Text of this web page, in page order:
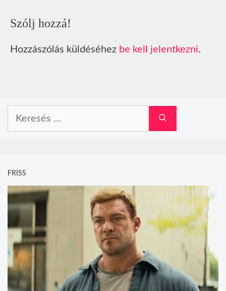
Szólj hozzá!
Hozzászólás küldéséhez be kell jelentkezni.
FRISS